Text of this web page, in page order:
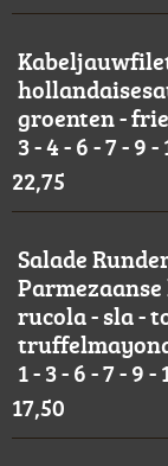
groenten -
3 - 4 - 6 - 7 - 9 -
22,75
Salade
rucola - sla -
1 - 3 - 6 - 7 - 9 -
17,50